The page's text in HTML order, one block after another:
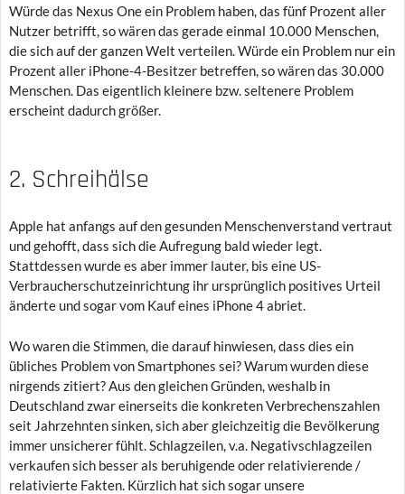
Würde das Nexus One ein Problem haben, das fünf Prozent aller
Nutzer betrifft, so wären das gerade einmal 10.000 Menschen,
die sich auf der ganzen Welt verteilen. Würde ein Problem nur ein
Prozent aller iPhone-4-Besitzer betreffen, so wären das 30.000
Menschen. Das eigentlich kleinere bzw. seltenere Problem
erscheint dadurch größer.
2. Schreihälse
Apple hat anfangs auf den gesunden Menschenverstand vertraut
und gehofft, dass sich die Aufregung bald wieder legt.
Stattdessen wurde es aber immer lauter, bis eine US-
Verbraucherschutzeinrichtung ihr ursprünglich positives Urteil
änderte und sogar vom Kauf eines iPhone 4 abriet.
Wo waren die Stimmen, die darauf hinwiesen, dass dies ein
übliches Problem von Smartphones sei? Warum wurden diese
nirgends zitiert? Aus den gleichen Gründen, weshalb in
Deutschland zwar einerseits die konkreten Verbrechenszahlen
seit Jahrzehnten sinken, sich aber gleichzeitig die Bevölkerung
immer unsicherer fühlt. Schlagzeilen, v.a. Negativschlagzeilen
verkaufen sich besser als beruhigende oder relativierende /
relativierte Fakten. Kürzlich hat sich sogar unsere